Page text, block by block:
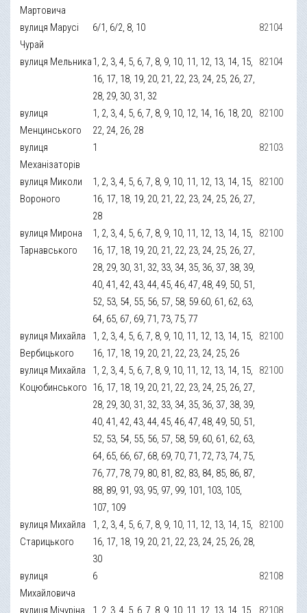
Мартовича
вулиця Марусі
Чурай
6/1, 6/2, 8, 10 82104
вулиця Мельника1, 2, 3, 4, 5, 6, 7, 8, 9, 10, 11, 12, 13, 14, 15,
16, 17, 18, 19, 20, 21, 22, 23, 24, 25, 26, 27,
28, 29, 30, 31, 32
82104
вулиця
Менцинського
1, 2, 3, 4, 5, 6, 7, 8, 9, 10, 12, 14, 16, 18, 20,
22, 24, 26, 28
82100
вулиця
Механізаторів
1 82103
вулиця Миколи
Вороного
1, 2, 3, 4, 5, 6, 7, 8, 9, 10, 11, 12, 13, 14, 15,
16, 17, 18, 19, 20, 21, 22, 23, 24, 25, 26, 27,
28
82100
вулиця Мирона
Тарнавського
1, 2, 3, 4, 5, 6, 7, 8, 9, 10, 11, 12, 13, 14, 15,
16, 17, 18, 19, 20, 21, 22, 23, 24, 25, 26, 27,
28, 29, 30, 31, 32, 33, 34, 35, 36, 37, 38, 39,
40, 41, 42, 43, 44, 45, 46, 47, 48, 49, 50, 51,
52, 53, 54, 55, 56, 57, 58, 59.60, 61, 62, 63,
64, 65, 67, 69, 71, 73, 75, 77
82100
вулиця Михайла
Вербицького
1, 2, 3, 4, 5, 6, 7, 8, 9, 10, 11, 12, 13, 14, 15,
16, 17, 18, 19, 20, 21, 22, 23, 24, 25, 26
82100
вулиця Михайла
Коцюбинського
1, 2, 3, 4, 5, 6, 7, 8, 9, 10, 11, 12, 13, 14, 15,
16, 17, 18, 19, 20, 21, 22, 23, 24, 25, 26, 27,
28, 29, 30, 31, 32, 33, 34, 35, 36, 37, 38, 39,
40, 41, 42, 43, 44, 45, 46, 47, 48, 49, 50, 51,
52, 53, 54, 55, 56, 57, 58, 59, 60, 61, 62, 63,
64, 65, 66, 67, 68, 69, 70, 71, 72, 73, 74, 75,
76, 77, 78, 79, 80, 81, 82, 83, 84, 85, 86, 87,
88, 89, 91, 93, 95, 97, 99, 101, 103, 105,
107, 109
82100
вулиця Михайла
Старицького
1, 2, 3, 4, 5, 6, 7, 8, 9, 10, 11, 12, 13, 14, 15,
16, 17, 18, 19, 20, 21, 22, 23, 24, 25, 26, 28,
30
82100
вулиця
Михайловича
6 82108
вулиця Мічуріна 1, 2, 3, 4, 5, 6, 7, 8, 9, 10, 11, 12, 13, 14, 15, 82108